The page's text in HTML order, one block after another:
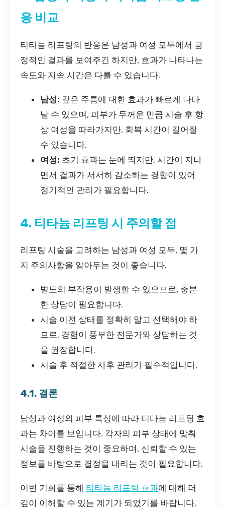
응 비교
티타늄 리프팅의 반응은 남성과 여성 모두에서 긍
정적인 결과를 보여주긴 하지만, 효과가 나타나는
속도와 지속 시간은 다를 수 있습니다.
남성: 깊은 주름에 대한 효과가 빠르게 나타
날 수 있으며, 피부가 두꺼운 만큼 시술 후 항
상 여성을 따라가지만, 회복 시간이 길어질
수 있습니다.
여성: 초기 효과는 눈에 띄지만, 시간이 지나
면서 결과가 서서히 감소하는 경향이 있어
정기적인 관리가 필요합니다.
4. 티타늄 리프팅 시 주의할 점
리프팅 시술을 고려하는 남성과 여성 모두, 몇 가
지 주의사항을 알아두는 것이 좋습니다.
별도의 부작용이 발생할 수 있으므로, 충분
한 상담이 필요합니다.
시술 이전 상태를 정확히 알고 선택해야 하
므로, 경험이 풍부한 전문가와 상담하는 것
을 권장합니다.
시술 후 적절한 사후 관리가 필수적입니다.
4.1. 결론
남성과 여성의 피부 특성에 따라 티타늄 리프팅 효
과는 차이를 보입니다. 각자의 피부 상태에 맞춰
시술을 진행하는 것이 중요하며, 신뢰할 수 있는
정보를 바탕으로 결정을 내리는 것이 필요합니다.
이번 기회를 통해 티타늄 리프팅 효과에 대해 더
깊이 이해할 수 있는 계기가 되었기를 바랍니다.